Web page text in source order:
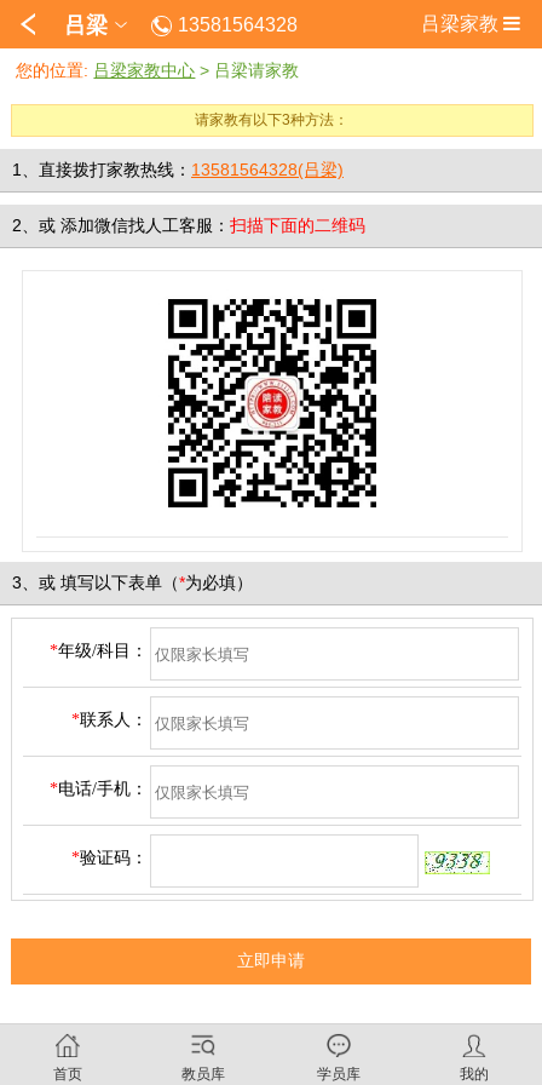
吕梁 13581564328 吕梁家教
您的位置: 吕梁家教中心 > 吕梁请家教
请家教有以下3种方法：
1、直接拨打家教热线： 13581564328(吕梁)
2、 或 添加微信找人工客服： 扫描下面的二维码
3、 或 填写以下表单（*为必填）
*年级/科目：
*联系人：
*电话/手机：
*验证码：
首页 教员库 学员库 我的